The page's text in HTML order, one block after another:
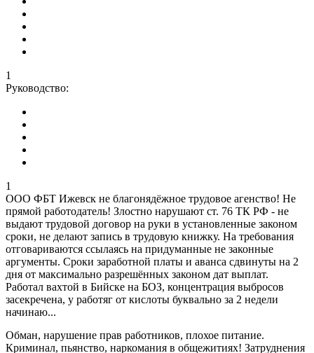
1
Руководство:
1
ООО ФБТ Ижевск не благонядёжное трудовое агенство! Не
прямой работодатель! Злостно нарушают ст. 76 ТК РФ - не
выдают трудовой договор на руки в установленные законом
сроки, не делают запись в трудовую книжку. На требования
отговариваются ссылаясь на придуманные не законные
аргументы. Сроки заработной платы и аванса сдвинуты на 2
дня от максимально разрешённых законом дат выплат.
Работал вахтой в Бийске на БОЗ, концентрация выбросов
засекречена, у работяг от кислоты буквально за 2 недели
начинаю...
Обман, нарушение прав работников, плохое питание.
Криминал, пьянство, наркомания в общежитиях! Затруднения